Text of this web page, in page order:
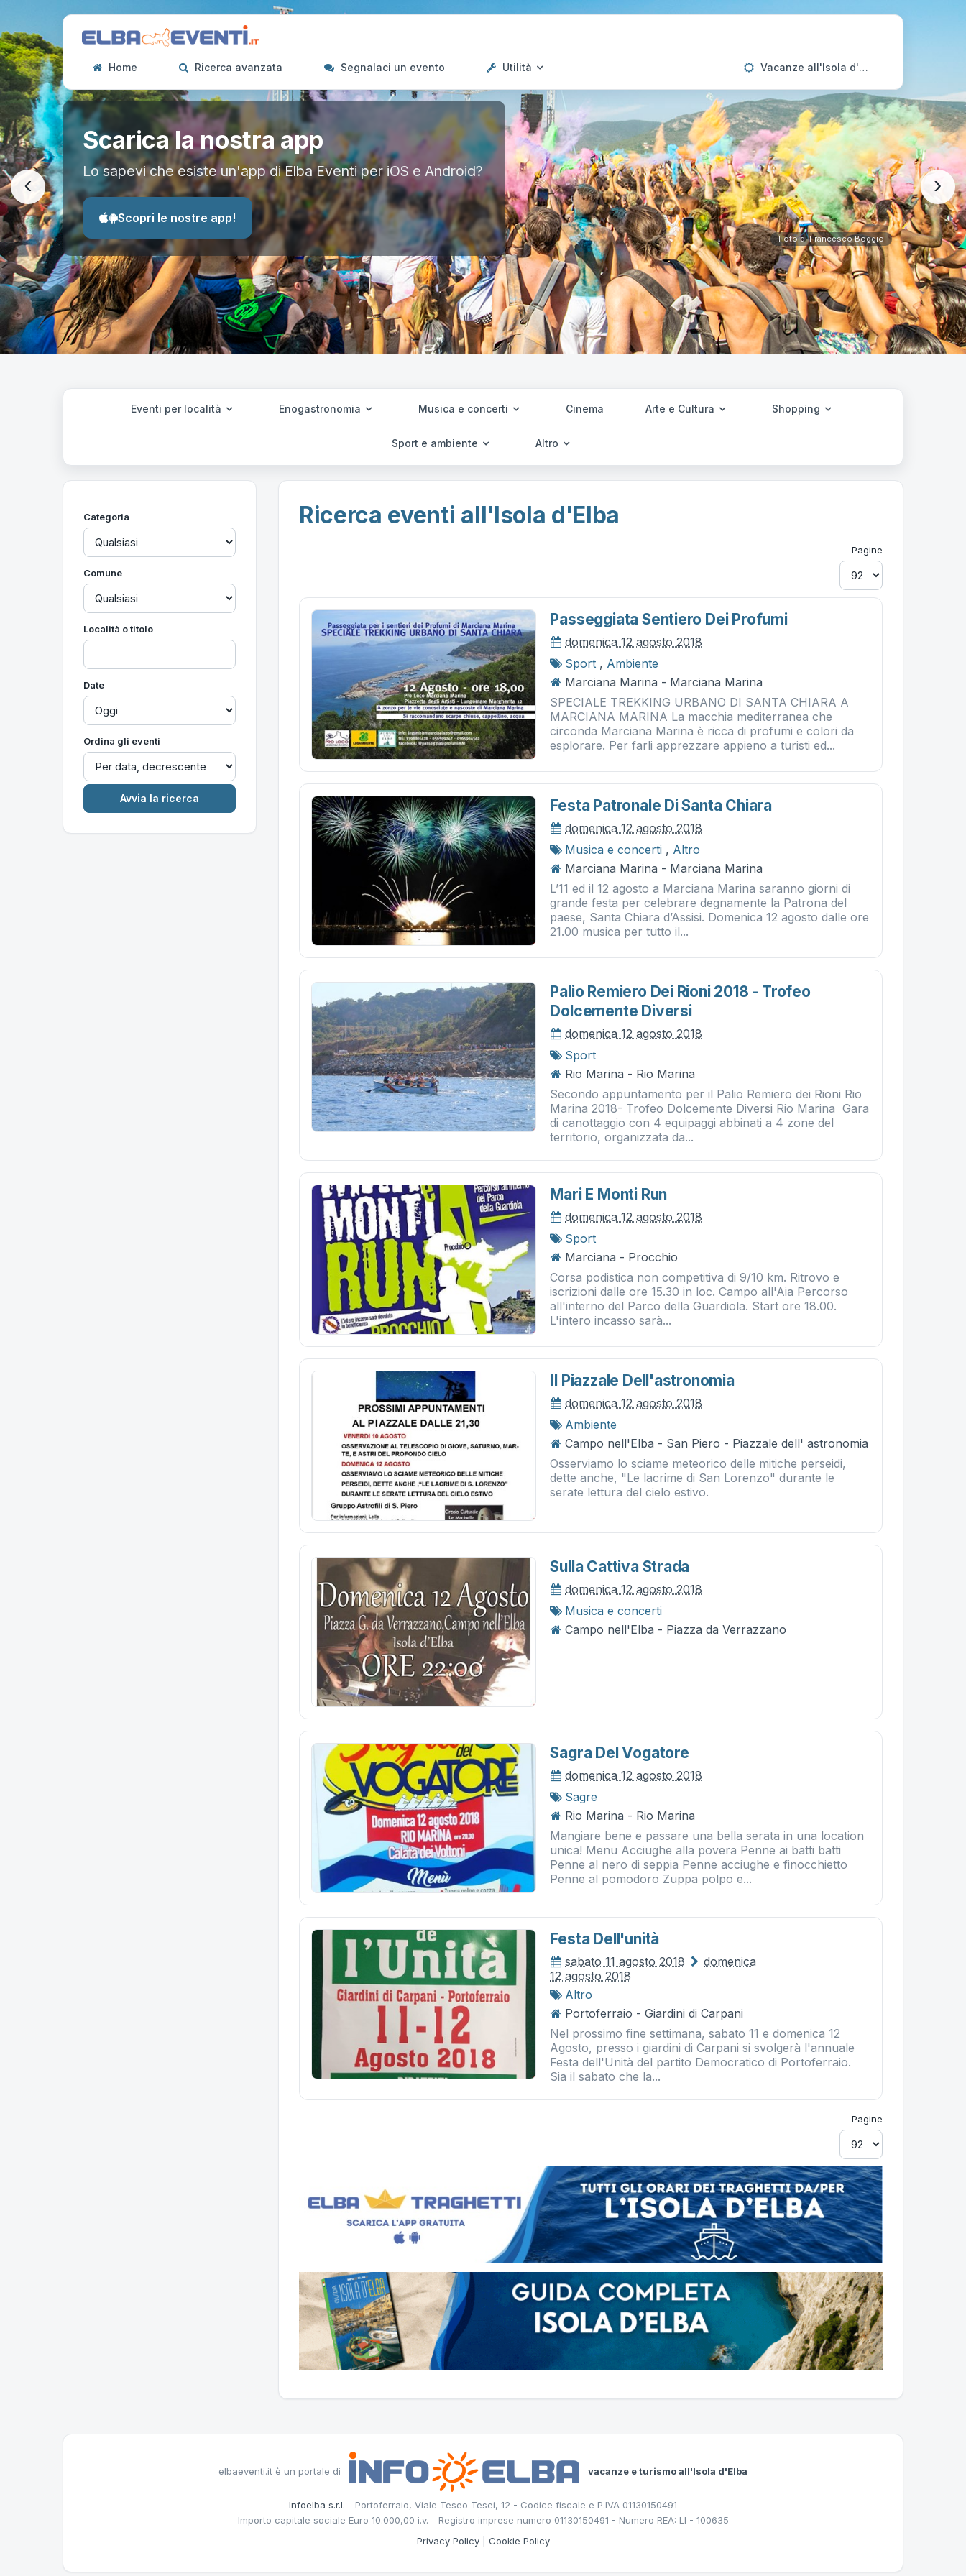
Home Ricerca avanzata Segnalaci un evento Utilità Vacanze all'Isola d'Elba
Scarica la nostra app
Lo sapevi che esiste un'app di Elba Eventi per iOS e Android?
Scopri le nostre app!
Foto di Francesco Boggio
‹ ›
Eventi per località Enogastronomia Musica e concerti Cinema Arte e Cultura Shopping
Sport e ambiente Altro
Categoria
Comune
Località o titolo
Date
Ordina gli eventi
Ricerca eventi all'Isola d'Elba
Pagine
Passeggiata Sentiero Dei Profumi
domenica 12 agosto 2018
Sport , Ambiente
Marciana Marina - Marciana Marina
SPECIALE TREKKING URBANO DI SANTA CHIARA A
MARCIANA MARINA La macchia mediterranea che
circonda Marciana Marina è ricca di profumi e colori da
esplorare. Per farli apprezzare appieno a turisti ed...
Festa Patronale Di Santa Chiara
domenica 12 agosto 2018
Musica e concerti , Altro
Marciana Marina - Marciana Marina
L’11 ed il 12 agosto a Marciana Marina saranno giorni di
grande festa per celebrare degnamente la Patrona del
paese, Santa Chiara d’Assisi. Domenica 12 agosto dalle ore
21.00 musica per tutto il...
Palio Remiero Dei Rioni 2018 - Trofeo
Dolcemente Diversi
domenica 12 agosto 2018
Sport
Rio Marina - Rio Marina
Secondo appuntamento per il Palio Remiero dei Rioni Rio
Marina 2018- Trofeo Dolcemente Diversi Rio Marina Gara
di canottaggio con 4 equipaggi abbinati a 4 zone del
territorio, organizzata da...
Mari E Monti Run
domenica 12 agosto 2018
Sport
Marciana - Procchio
Corsa podistica non competitiva di 9/10 km. Ritrovo e
iscrizioni dalle ore 15.30 in loc. Campo all'Aia Percorso
all'interno del Parco della Guardiola. Start ore 18.00.
L'intero incasso sarà...
Il Piazzale Dell'astronomia
domenica 12 agosto 2018
Ambiente
Campo nell'Elba - San Piero - Piazzale dell' astronomia
Osserviamo lo sciame meteorico delle mitiche perseidi,
dette anche, "Le lacrime di San Lorenzo" durante le
serate lettura del cielo estivo.
Sulla Cattiva Strada
domenica 12 agosto 2018
Musica e concerti
Campo nell'Elba - Piazza da Verrazzano
Sagra Del Vogatore
domenica 12 agosto 2018
Sagre
Rio Marina - Rio Marina
Mangiare bene e passare una bella serata in una location
unica! Menu Acciughe alla povera Penne ai batti batti
Penne al nero di seppia Penne acciughe e finocchietto
Penne al pomodoro Zuppa polpo e...
Festa Dell'unità
sabato 11 agosto 2018
domenica
12 agosto 2018
Altro
Portoferraio - Giardini di Carpani
Nel prossimo fine settimana, sabato 11 e domenica 12
Agosto, presso i giardini di Carpani si svolgerà l'annuale
Festa dell'Unità del partito Democratico di Portoferraio.
Sia il sabato che la...
Pagine
elbaeventi.it è un portale di vacanze e turismo all'Isola d'Elba
Infoelba s.r.l. - Portoferraio, Viale Teseo Tesei, 12 - Codice fiscale e P.IVA 01130150491
Importo capitale sociale Euro 10.000,00 i.v. - Registro imprese numero 01130150491 - Numero REA: LI - 100635
Privacy Policy| Cookie Policy